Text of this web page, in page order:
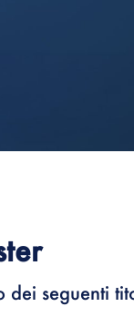
dei seguenti